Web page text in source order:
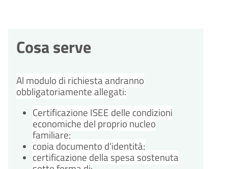
Cosa serve
Al modulo di richiesta andranno
obbligatoriamente allegati:
Certificazione ISEE delle condizioni
economiche del proprio nucleo
familiare;
copia documento d’identità;
certificazione della spesa sostenuta